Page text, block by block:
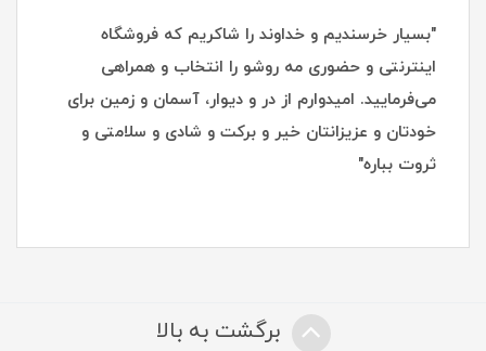
"بسیار خرسندیم و خداوند را شاکریم که فروشگاه
اینترنتی و حضوری مه روشو را انتخاب و همراهی
می‌فرمایید. امیدوارم از در و دیوار، آسمان و زمین برای
خودتان و عزیزانتان خیر و برکت و شادی و سلامتی و
ثروت بباره"
برگشت به بالا